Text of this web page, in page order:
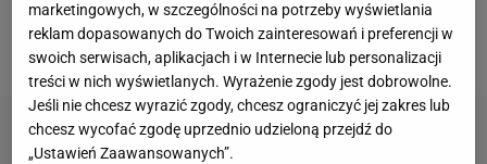
czekać na ruchy władz Legii, w tym dyrektora
sportowego, Michała Żewłakowa.
marketingowych, w szczególności na potrzeby wyświetlania
reklam dopasowanych do Twoich zainteresowań i preferencji w
swoich serwisach, aplikacjach i w Internecie lub personalizacji
treści w nich wyświetlanych. Wyrażenie zgody jest dobrowolne.
Jeśli nie chcesz wyrazić zgody, chcesz ograniczyć jej zakres lub
chcesz wycofać zgodę uprzednio udzieloną przejdź do
„Ustawień Zaawansowanych”.